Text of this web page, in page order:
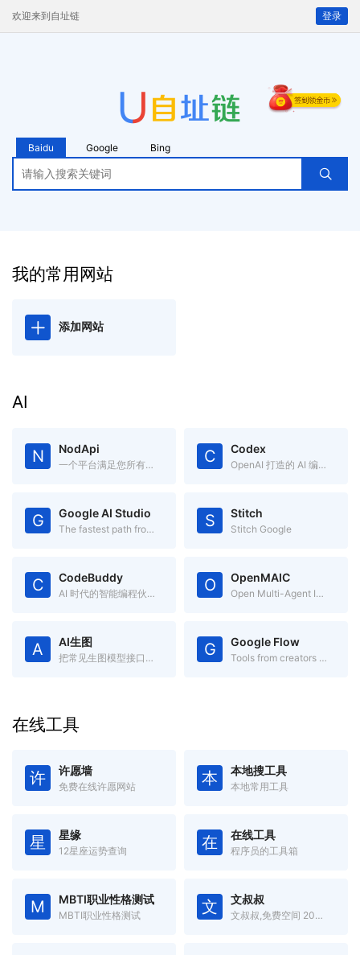
欢迎来到自址链 登录
Baidu Google Bing
我的常用网站
添加网站
AI
N NodApi
一个平台满足您所有的AI 推理需求 C Codex
OpenAI 打造的 AI 编码助手
G Google AI Studio
The fastest path from prompt to production with Gemini S Stitch
Stitch Google
C CodeBuddy
AI 时代的智能编程伙伴 O OpenMAIC
Open Multi-Agent Interactive Classroom
A AI生图
把常见生图模型接口收进一个页面 G Google Flow
Tools from creators like you
在线工具
许 许愿墙
免费在线许愿网站 本 本地搜工具
本地常用工具
星 星缘
12星座运势查询 在 在线工具
程序员的工具箱
M MBTI职业性格测试
MBTI职业性格测试 文 文叔叔
文叔叔,免费空间 20GB,一款永不限速的云存储产品。传文件、收文件、网盘,还支持历史记录等高级功能。